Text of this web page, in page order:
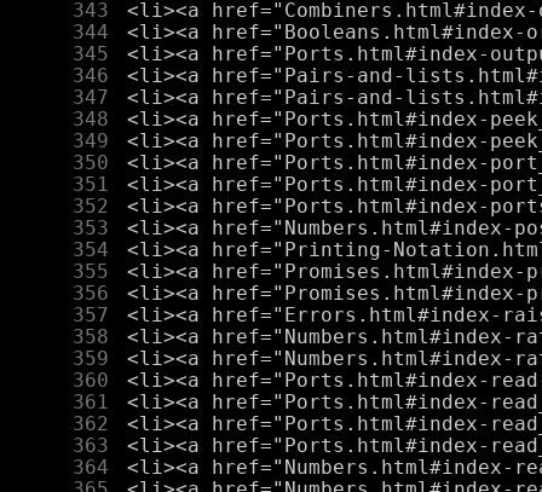
    343
    344
    345
    346
    347
    348
    349
    350
    351
    352
    353
    354
    355
    356
    357
    358
    359
    360
    361
    362
    363
    364